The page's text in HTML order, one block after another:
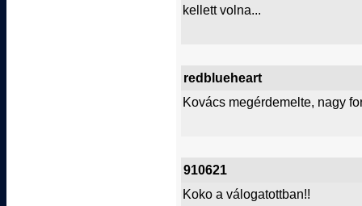
kellett volna...
redblueheart
Kovács megérdemelte, nagy
910621
Koko a válogatottban!!